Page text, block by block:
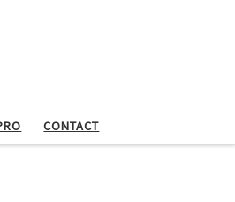
CONTACT